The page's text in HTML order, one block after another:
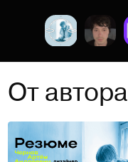
От автора